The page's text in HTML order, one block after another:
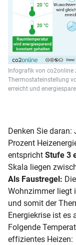
Infografik von co2online
Thermostateinstellung
erreicht und
Denken Sie
Prozent
entspricht Stufe 3
Skala liegen
Als Faustregel:
Wohnzimmer liegt
und somit der
Energiekrise ist es
Folgende
effizientes Heizen: